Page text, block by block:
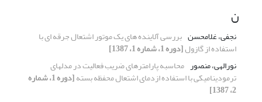
ن
نجفی، غلامحسن بررسی آلاینده ­های یک موتور اشتعال جرقه ­ای با
استفاده از گازول[دوره 1، شماره 1، 1387]
نورالهی، منصور محاسبه پارامترهای ضریب فعالیت در مدلهای
ترمودینامیکی با استفاده ازدمای اشتعال محفظه بسته [دوره 1، شماره
2، 1387]